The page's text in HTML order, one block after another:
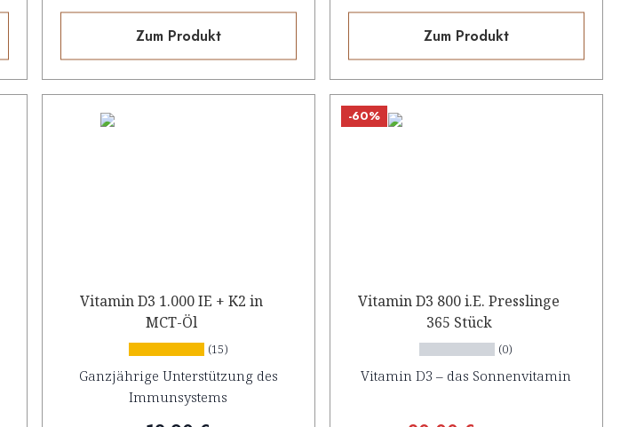
Zum Produkt Zum Produkt
Vitamin D3 1.000 IE + K2 in
MCT-Öl
(15)
Ganzjährige Unterstützung des
Immunsystems
-60%
Vitamin D3 800 i.E. Presslinge
365 Stück
(0)
Vitamin D3 – das Sonnenvitamin